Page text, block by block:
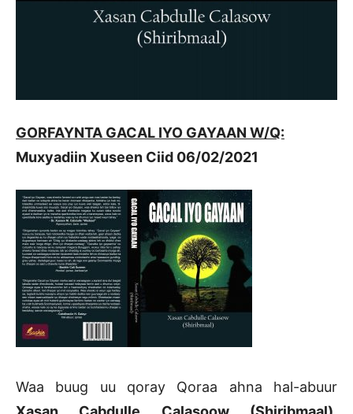
GORFAYNTA GACAL IYO GAYAAN W/Q:
Muxyadiin Xuseen Ciid 06/02/2021
Waa buug uu qoray Qoraa ahna hal-abuur